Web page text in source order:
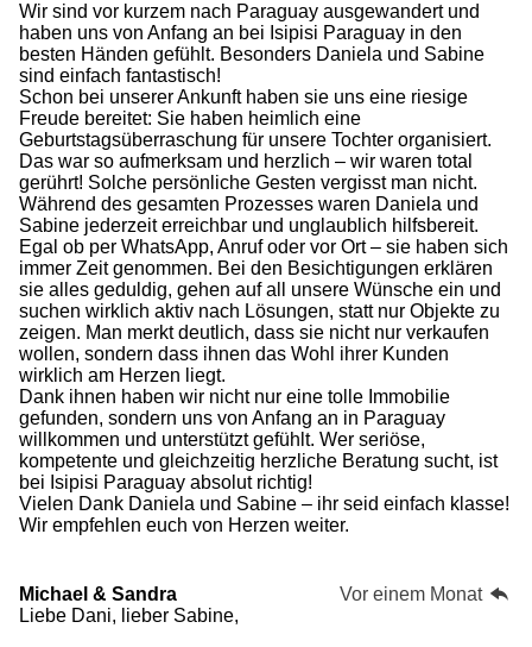
Wir sind vor kurzem nach Paraguay ausgewandert und
haben uns von Anfang an bei Isipisi Paraguay in den
besten Händen gefühlt. Besonders Daniela und Sabine
sind einfach fantastisch!
Schon bei unserer Ankunft haben sie uns eine riesige
Freude bereitet: Sie haben heimlich eine
Geburtstagsüberraschung für unsere Tochter organisiert.
Das war so aufmerksam und herzlich – wir waren total
gerührt! Solche persönliche Gesten vergisst man nicht.
Während des gesamten Prozesses waren Daniela und
Sabine jederzeit erreichbar und unglaublich hilfsbereit.
Egal ob per WhatsApp, Anruf oder vor Ort – sie haben sich
immer Zeit genommen. Bei den Besichtigungen erklären
sie alles geduldig, gehen auf all unsere Wünsche ein und
suchen wirklich aktiv nach Lösungen, statt nur Objekte zu
zeigen. Man merkt deutlich, dass sie nicht nur verkaufen
wollen, sondern dass ihnen das Wohl ihrer Kunden
wirklich am Herzen liegt.
Dank ihnen haben wir nicht nur eine tolle Immobilie
gefunden, sondern uns von Anfang an in Paraguay
willkommen und unterstützt gefühlt. Wer seriöse,
kompetente und gleichzeitig herzliche Beratung sucht, ist
bei Isipisi Paraguay absolut richtig!
Vielen Dank Daniela und Sabine – ihr seid einfach klasse!
Wir empfehlen euch von Herzen weiter.
Michael & Sandra
Vor einem Monat
Liebe Dani, lieber Sabine,